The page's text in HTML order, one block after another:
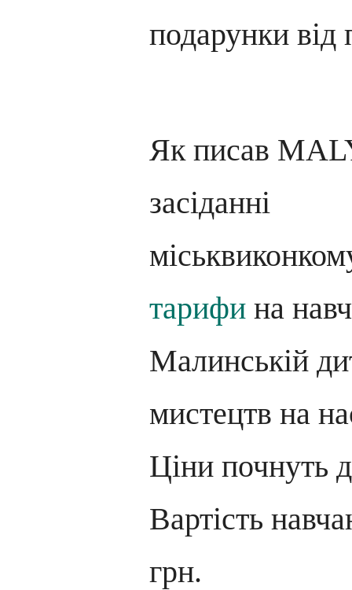
подарунки від
Як писав
засіданні
тарифи на
Малинській
мистецтв на
Ціни почнуть
Вартість
грн.